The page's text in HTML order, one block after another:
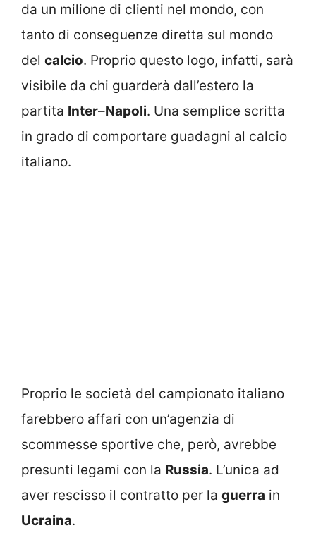
da un milione di clienti nel mondo, con
tanto di conseguenze diretta sul mondo
del calcio. Proprio questo logo, infatti, sarà
visibile da chi guarderà dall’estero la
partita Inter–Napoli. Una semplice scritta
in grado di comportare guadagni al calcio
italiano.
Proprio le società del campionato italiano
farebbero affari con un’agenzia di
scommesse sportive che, però, avrebbe
presunti legami con la Russia. L’unica ad
aver rescisso il contratto per la guerra in
Ucraina.